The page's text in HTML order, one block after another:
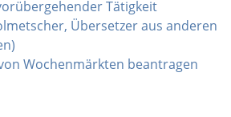
Tätigkeit
Übersetzer aus anderen
Wochenmärkten beantragen